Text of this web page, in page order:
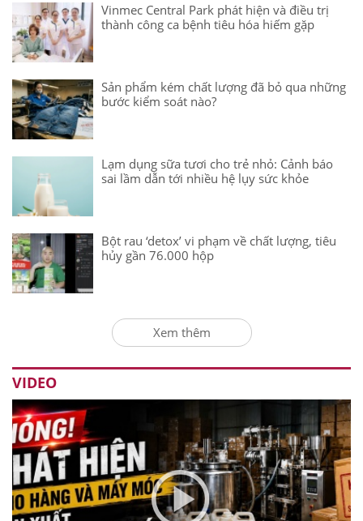
Vinmec Central Park phát hiện và điều trị
thành công ca bệnh tiêu hóa hiếm gặp
Sản phẩm kém chất lượng đã bỏ qua những
bước kiểm soát nào?
Lạm dụng sữa tươi cho trẻ nhỏ: Cảnh báo
sai lầm dẫn tới nhiều hệ lụy sức khỏe
Bột rau ‘detox’ vi phạm về chất lượng, tiêu
hủy gần 76.000 hộp
Xem thêm
VIDEO